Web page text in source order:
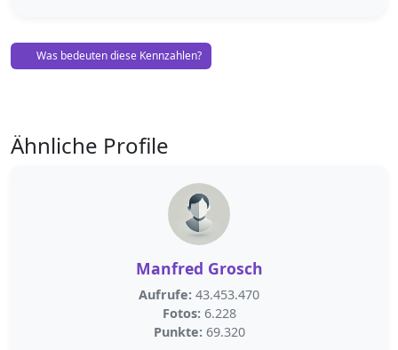
Was bedeuten diese Kennzahlen?
Ähnliche Profile
Manfred Grosch
Aufrufe: 43.453.470
Fotos: 6.228
Punkte: 69.320